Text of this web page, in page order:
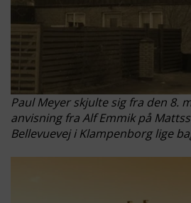
Paul Meyer skjulte sig fra den 8.
anvisning fra Alf Emmik på
Bellevuevej i Klampenborg lige